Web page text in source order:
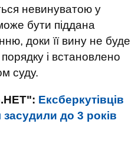
невинуватою у
бути піддана
доки її вину не буде
і встановлено
суду.
Ексберкутівців
до 3 років